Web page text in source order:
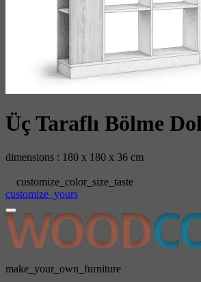
Üç Taraflı Bölme
dimensions : 180 x 180 x 36 cm
customize_color_size_taste
customize_yours
make_your_own_furniture